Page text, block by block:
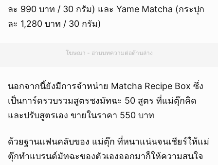
ละ 990 บาท / 30 กรัม) และ Yame Matcha (กระปุก
ละ 1,280 บาท / 30 กรัม)
โฆษณา - อ่านบทความต่อด้านล่าง
นอกจากนี้ยังมีการจำหน่าย Matcha Recipe Box ซึ่ง
เป็นการ์ดรวบรวมสูตรชงมัทฉะ 50 สูตร ที่แม่ตุ๊กคิด
และปรับสูตรเอง ขายในราคา 550 บาท
ด้วยฐานแฟนคลับของ แม่ตุ๊ก ที่หนาแน่นจนเชียร์ให้แม่
ตุ๊กทำแบรนด์มัทฉะของตัวเองออกมาก็ให้ความสนใจ